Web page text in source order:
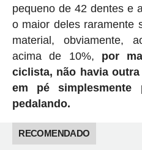
pequeno de 42 dentes e
o maior deles raramente
material, obviamente,
acima de 10%, por
ciclista, não havia
em pé simplesmente
pedalando.
RECOMENDADO